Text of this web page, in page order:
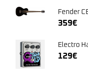
Fender
359€
Electro
129€